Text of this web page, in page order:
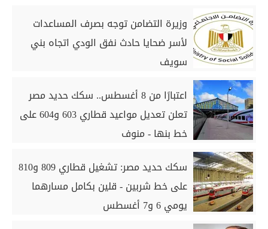
وزيرة التضامن توجه بصرف المساعدات
لأسر ضحايا حادث نفق الودي اتجاه بني
سويف
اعتبارًا من 8 أغسطس.. سكك حديد مصر
تعلن تعديل مواعيد قطاري 603 و604 على
خط بنها - منوف
سكك حديد مصر: تشغيل قطاري 809 و810
على خط شربين - قلين بكامل مسارهما
يومي 6 و7 أغسطس